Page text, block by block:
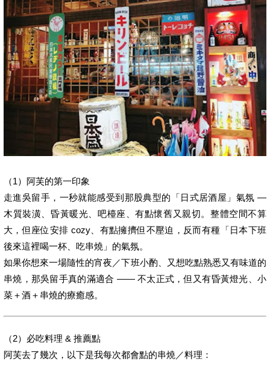
（1）阿芙的第一印象
走進吳留手，一秒就能感受到那股典型的「日式居酒屋」氣氛 —
木質裝潢、昏黃暖光、吧檯座、有點懷舊又親切。整體空間不算
大，但座位安排 cozy、有點擁擠但不壓迫，反而有種「日本下班
後來這裡喝一杯、吃串燒」的氣氛。
如果你想來一場隨性的宵夜／下班小酌、又想吃點熟悉又有味道的
串燒，那吳留手真的滿適合 —— 不太正式，但又有昏黃燈光、小
菜＋酒＋串燒的療癒感。
（2）必吃料理 & 推薦點
阿芙去了幾次，以下是我每次都會點的串燒／料理：